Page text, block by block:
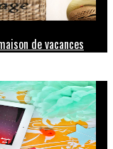
de vacances